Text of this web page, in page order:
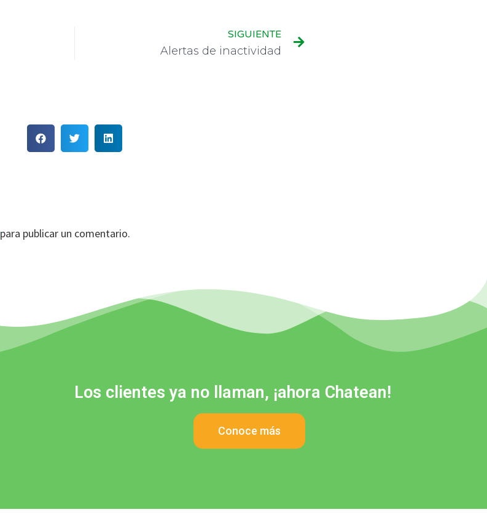
SIGUIENTE
Alertas de inactividad
para publicar un comentario.
Los clientes ya no llaman, ¡ahora Chatean!
Conoce más